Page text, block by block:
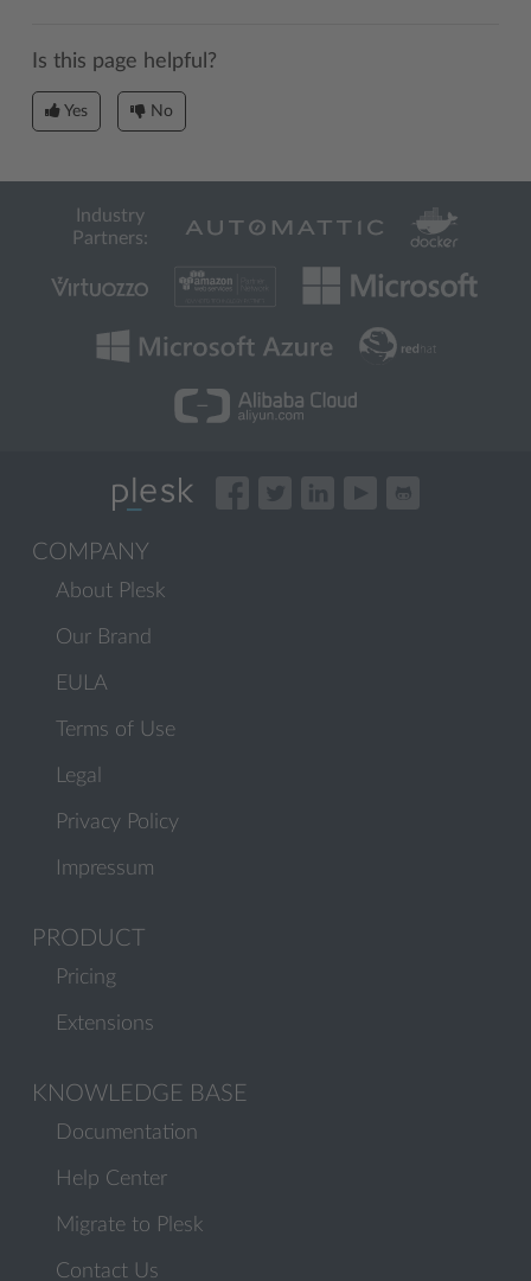
Is this page helpful?
Yes No
Industry
Partners:
COMPANY
About Plesk
Our Brand
EULA
Terms of Use
Legal
Privacy Policy
Impressum
PRODUCT
Pricing
Extensions
KNOWLEDGE BASE
Documentation
Help Center
Migrate to Plesk
Contact Us